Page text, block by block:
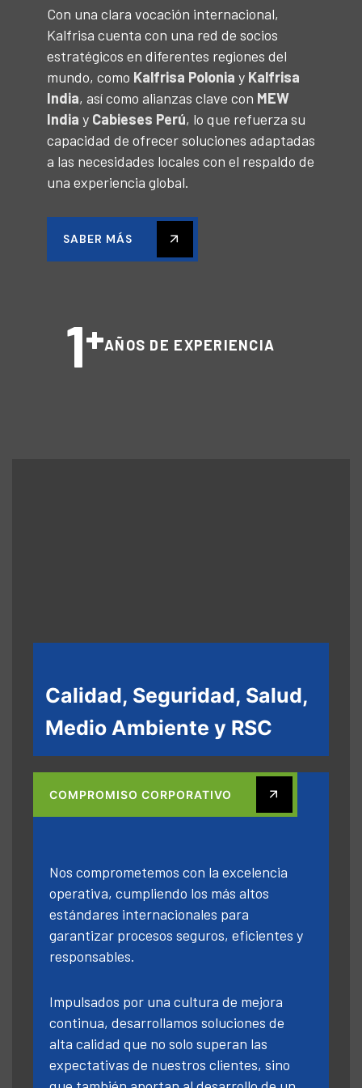
Con una clara vocación internacional,
Kalfrisa cuenta con una red de socios
estratégicos en diferentes regiones del
mundo, como Kalfrisa Polonia y Kalfrisa
India, así como alianzas clave con MEW
India y Cabieses Perú, lo que refuerza su
capacidad de ofrecer soluciones adaptadas
a las necesidades locales con el respaldo de
una experiencia global.
SABER MÁS
1+AÑOS DE EXPERIENCIA
Calidad, Seguridad, Salud,
Medio Ambiente y RSC
COMPROMISO CORPORATIVO
Nos comprometemos con la excelencia
operativa, cumpliendo los más altos
estándares internacionales para
garantizar procesos seguros, eficientes y
responsables.
Impulsados por una cultura de mejora
continua, desarrollamos soluciones de
alta calidad que no solo superan las
expectativas de nuestros clientes, sino